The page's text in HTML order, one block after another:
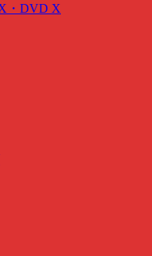
・DVD X